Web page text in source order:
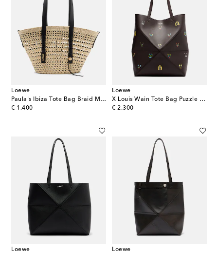
Loewe
Paula's Ibiza Tote Bag Braid Medium
€ 1.400
original price
Loewe
X Louis Wain Tote Bag Puzzle Fold Cats aus Leder
€ 2.300
original price
Loewe
Loewe